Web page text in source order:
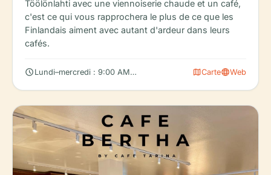
Töölönlahti avec une viennoiserie chaude et un café,
c'est ce qui vous rapprochera le plus de ce que les
Finlandais aiment avec autant d'ardeur dans leurs
cafés.
schedule Lundi–mercredi : 9:00 AM – 8:00 PM mapCartelanguageWeb